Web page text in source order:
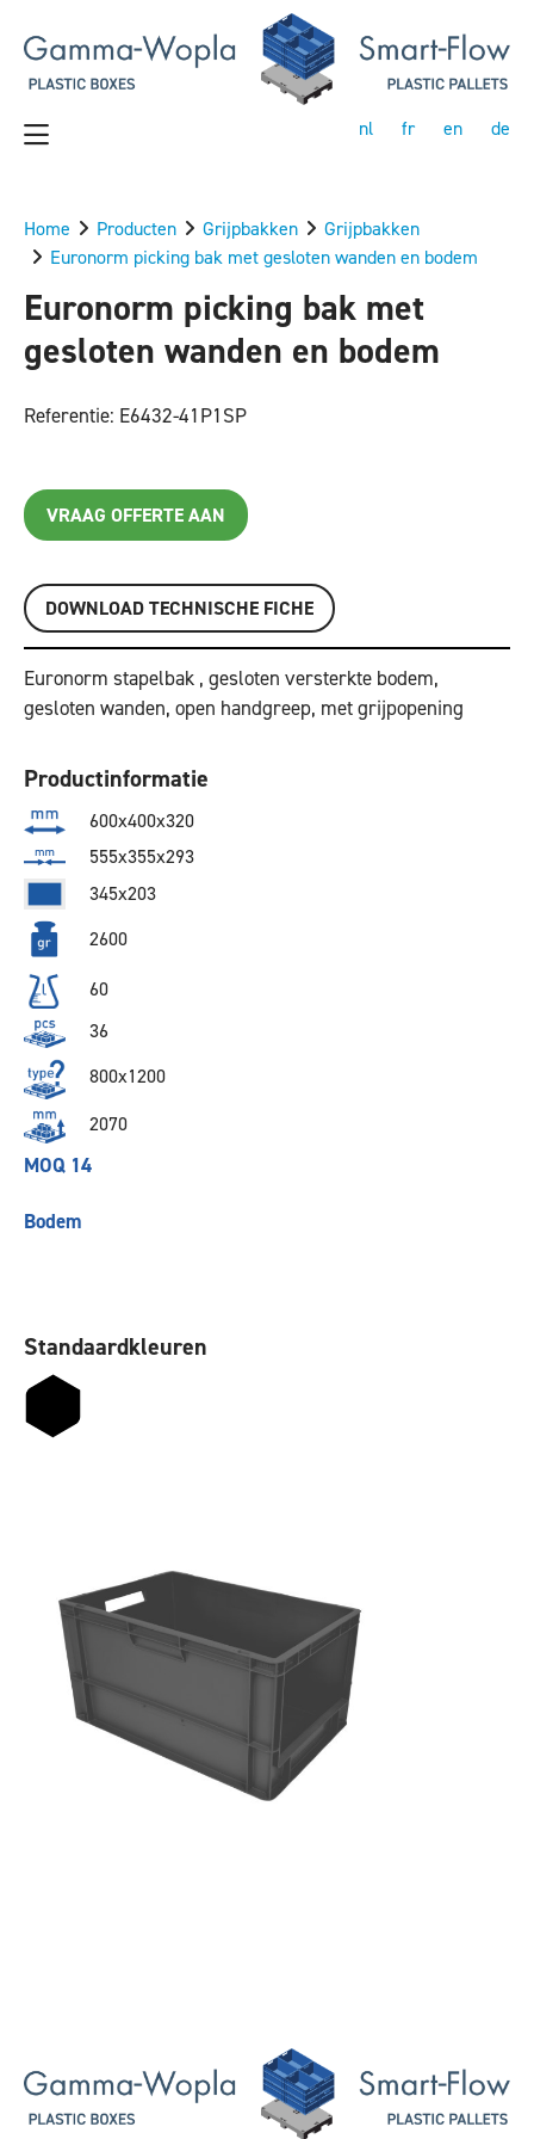
nl fr en de
Home Producten Grijpbakken
Grijpbakken
Euronorm picking bak met gesloten wanden en bodem
Euronorm picking bak met
gesloten wanden en bodem
Referentie: E6432-41P1SP
VRAAG OFFERTE AAN
DOWNLOAD TECHNISCHE FICHE
Euronorm stapelbak , gesloten versterkte bodem,
gesloten wanden, open handgreep, met grijpopening
Productinformatie
600x400x320
555x355x293
345x203
2600
60
36
800x1200
2070
MOQ 14
Bodem
Standaardkleuren